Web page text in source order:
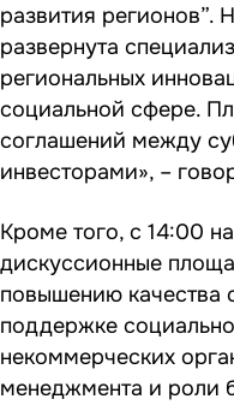
развития регионов”.
развернута
региональных
социальной сфере.
соглашений между
инвесторами», –
Кроме того, с 14:00
дискуссионные
повышению качества
поддержке
некоммерческих
менеджмента и роли